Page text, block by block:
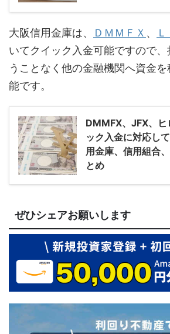
大阪信用金庫は、 ＤＭＭＦＸ 、
いてクイック入金可能ですので
うことなく他の金融機関へ資金
能です。
DMMFX、JFX、ヒ
ック入金に対応し
用金庫、信用組合
とめ
ぜひシェアお願いします